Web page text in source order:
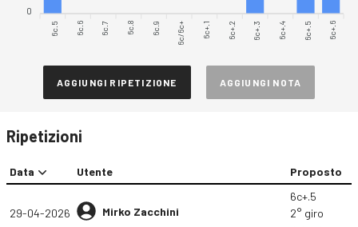
0
6c.5 6c.6 6c.7 6c.8 6c.9 6c/6c+ 6c+.1 6c+.2 6c+.3 6c+.4 6c+.5 6c+.6
AGGIUNGI RIPETIZIONE AGGIUNGI NOTA
Ripetizioni
Data Utente Proposto
29-04-2026 Mirko Zacchini
6c+.5
2° giro